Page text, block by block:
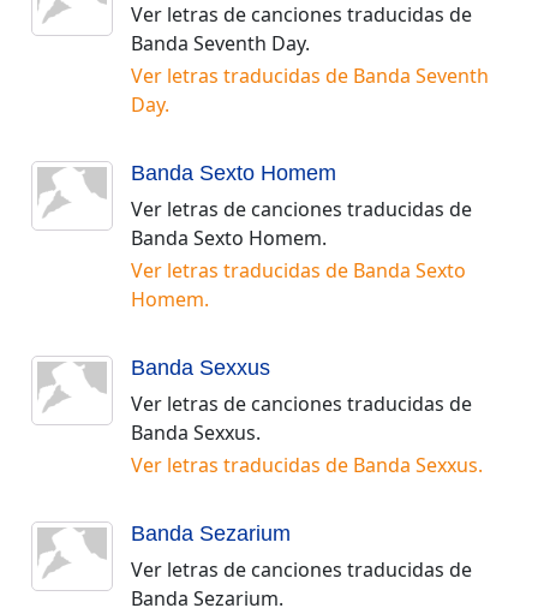
Ver letras de canciones traducidas de
Banda Seventh Day.
Ver letras traducidas de Banda Seventh
Day.
Banda Sexto Homem
Ver letras de canciones traducidas de
Banda Sexto Homem.
Ver letras traducidas de Banda Sexto
Homem.
Banda Sexxus
Ver letras de canciones traducidas de
Banda Sexxus.
Ver letras traducidas de Banda Sexxus.
Banda Sezarium
Ver letras de canciones traducidas de
Banda Sezarium.